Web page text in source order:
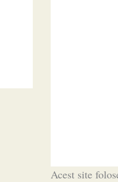
Acest site